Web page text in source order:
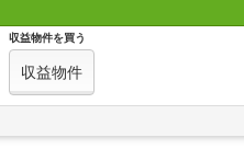
収益物件を買う
収益物件